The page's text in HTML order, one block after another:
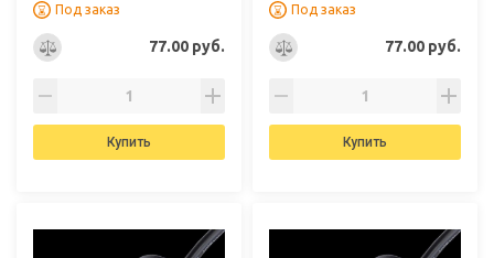
Под заказ
77.00 руб.
Купить
Под заказ
77.00 руб.
Купить